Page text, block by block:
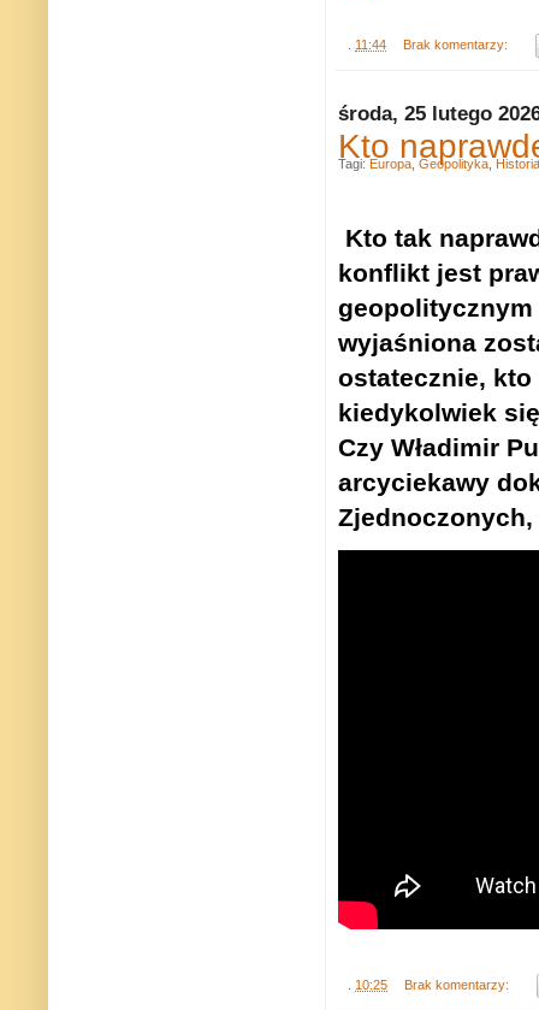
11:44 Brak komentarzy:
środa, 25 lutego
Kto
Kto tak
konflikt jest
wyjaśniona
ostatecznie, kto
kiedykolwiek
Czy Władimir
arcyciekawy
Zjednoczonych,
10:25 Brak komentarzy:
Tagi: Europa Geopolityka Historia